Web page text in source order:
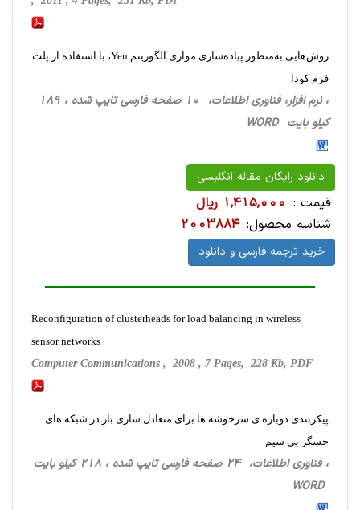
روش‌هایی به‌منظور پیاده‌سازی موازی الگوریتم Yen، با استفاده از پلت
فرم کودا
، نرم افزار، فناوری اطلاعات، 10 صفحه فارسی تایپ شده ، 189
کیلو بایت WORD
دانلود رایگان مقاله انگلیسی
قیمت : 1,415,000 ریال
شناسه محصول: 2003884
خرید ترجمه فارسی و دانلود
Reconfiguration of clusterheads for load balancing in wireless
sensor networks
Computer Communications , 2008 , 7 Pages, 228 Kb, PDF
پیکربندی دوباره ی سرخوشه ها برای متعادل سازی بار در شبکه های
حسگر بی سیم
، فناوری اطلاعات، 24 صفحه فارسی تایپ شده ، 218 کیلو بایت
WORD